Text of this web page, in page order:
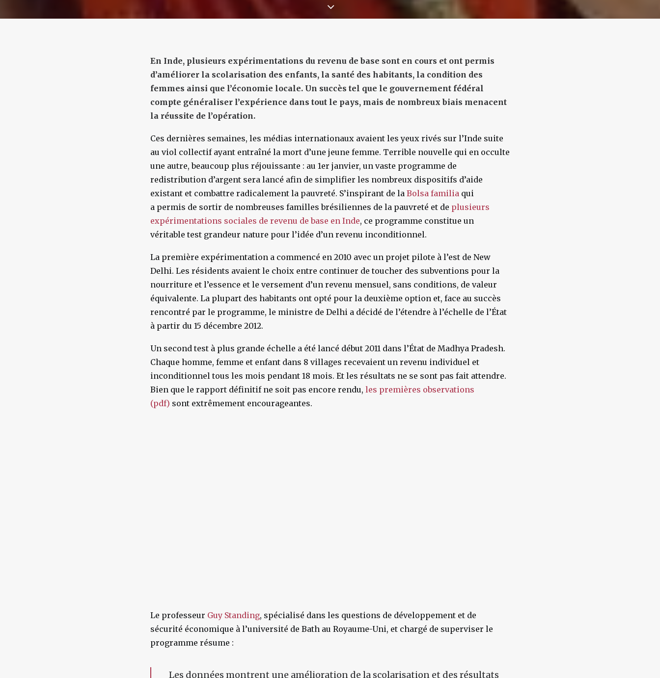
En Inde, plusieurs expérimentations du revenu de base sont en cours et ont permis
d’améliorer la scolarisation des enfants, la santé des habitants, la condition des
femmes ainsi que l’économie locale. Un succès tel que le gouvernement fédéral
compte généraliser l’expérience dans tout le pays, mais de nombreux biais menacent
la réussite de l’opération.
Ces dernières semaines, les médias internationaux avaient les yeux rivés sur l’Inde suite
au viol collectif ayant entraîné la mort d’une jeune femme. Terrible nouvelle qui en occulte
une autre, beaucoup plus réjouissante : au 1er janvier, un vaste programme de
redistribution d’argent sera lancé afin de simplifier les nombreux dispositifs d’aide
existant et combattre radicalement la pauvreté. S’inspirant de la Bolsa familia qui
a permis de sortir de nombreuses familles brésiliennes de la pauvreté et de plusieurs
expérimentations sociales de revenu de base en Inde, ce programme constitue un
véritable test grandeur nature pour l’idée d’un revenu inconditionnel.
La première expérimentation a commencé en 2010 avec un projet pilote à l’est de New
Delhi. Les résidents avaient le choix entre continuer de toucher des subventions pour la
nourriture et l’essence et le versement d’un revenu mensuel, sans conditions, de valeur
équivalente. La plupart des habitants ont opté pour la deuxième option et, face au succès
rencontré par le programme, le ministre de Delhi a décidé de l’étendre à l’échelle de l’État
à partir du 15 décembre 2012.
Un second test à plus grande échelle a été lancé début 2011 dans l’État de Madhya Pradesh.
Chaque homme, femme et enfant dans 8 villages recevaient un revenu individuel et
inconditionnel tous les mois pendant 18 mois. Et les résultats ne se sont pas fait attendre.
Bien que le rapport définitif ne soit pas encore rendu, les premières observations
(pdf) sont extrêmement encourageantes.
Le professeur Guy Standing, spécialisé dans les questions de développement et de
sécurité économique à l’université de Bath au Royaume-Uni, et chargé de superviser le
programme résume :
Les données montrent une amélioration de la scolarisation et des résultats